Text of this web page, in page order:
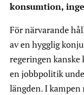
konsumtion,
För närvarande
av en hygglig
regeringen
en jobbpolitik
längden. I